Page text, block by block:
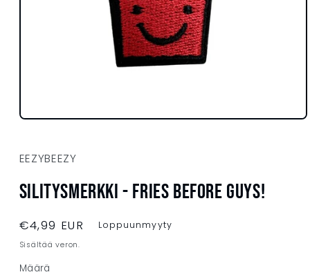
modaalisessa
ikkunassa
EEZYBEEZY
Silitysmerkki - FRIES BEFORE GUYS!
Normaalihinta
€4,99 EUR Loppuunmyyty
Sisältää veron.
Määrä